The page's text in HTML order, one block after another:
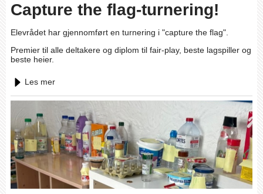
Capture the flag-turnering!
Elevrådet har gjennomført en turnering i "capture the flag".
Premier til alle deltakere og diplom til fair-play, beste lagspiller og
beste heier.
Les mer